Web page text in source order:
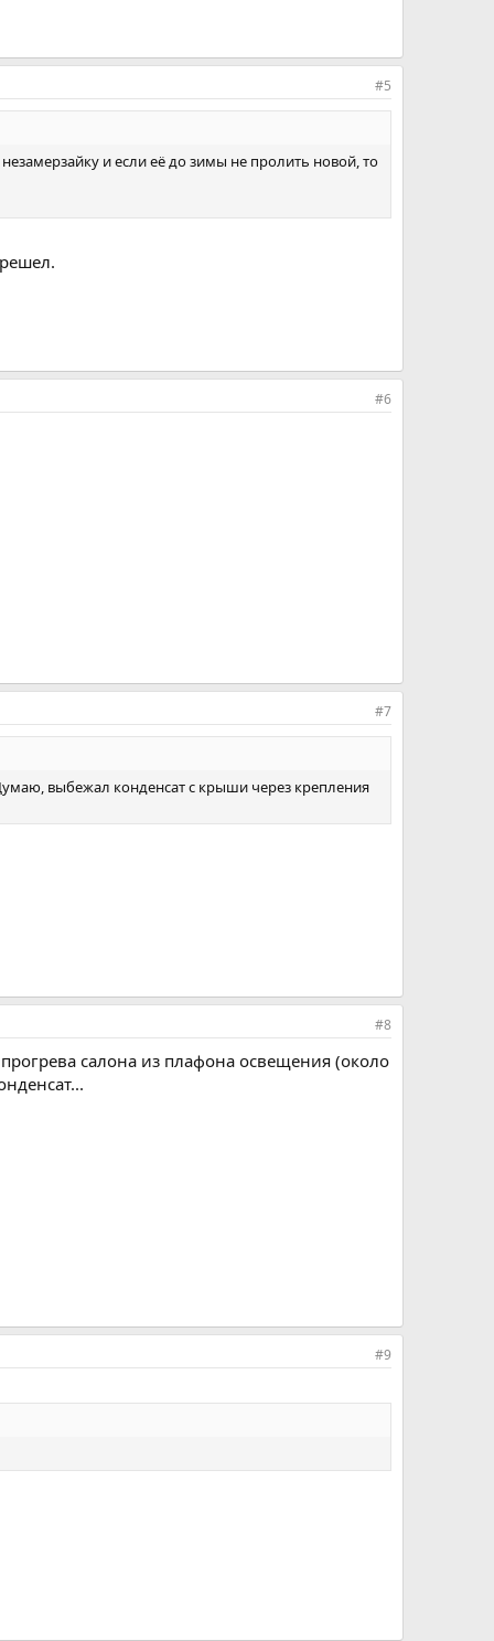
#5
и если её до зимы не пролить новой, то
#6
#7
выбежал конденсат с крыши через крепления
#8
салона из плафона освещения (около
#9